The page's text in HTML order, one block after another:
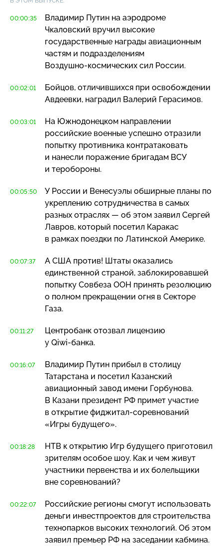
00:00:35
Владимир Путин на аэродроме
Чкаловский вручил высокие
государственные награды авиационным
частям и подразделениям
Воздушно-космических сил России.
00:02:01
Бойцов, отличившихся при освобождении
Авдеевки, наградил Валерий Герасимов.
00:03:01
На Южнодонецком направлении
российские военные успешно отразили
попытку противника контратаковать
и нанесли поражение бригадам ВСУ
и теробороны.
00:05:50
У России и Венесуэлы обширные планы по
укреплению сотрудничества в самых
разных отраслях — об этом заявил Сергей
Лавров, который посетил Каракас
в рамках поездки по Латинской Америке.
00:07:37
А США против! Штаты оказались
единственной страной, заблокировавшей
попытку Совбеза ООН принять резолюцию
о полном прекращении огня в Секторе
Газа.
00:11:27
Центробанк отозвал лицензию
у Qiwi-банка.
00:16:07
Владимир Путин прибыл в столицу
Татарстана и посетил Казанский
авиационный завод имени Горбунова.
В Казани президент РФ примет участие
в открытие фиджитал-соревнований
«Игры будущего».
00:18:28
НТВ к открытию Игр будущего приготовил
зрителям особое шоу. Как и чем живут
участники первенства и их болельщики
вне соревнований?
00:22:07
Российские регионы смогут использовать
деньги инвестпроектов для строительства
технопарков высоких технологий. Об этом
заявил премьер РФ на заседании кабмина.